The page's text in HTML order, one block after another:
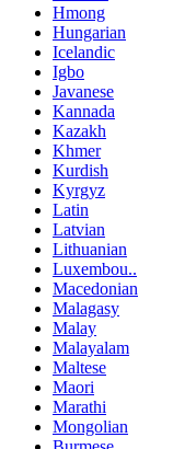
Hmong
Hungarian
Icelandic
Igbo
Javanese
Kannada
Kazakh
Khmer
Kurdish
Kyrgyz
Latin
Latvian
Lithuanian
Luxembou..
Macedonian
Malagasy
Malay
Malayalam
Maltese
Maori
Marathi
Mongolian